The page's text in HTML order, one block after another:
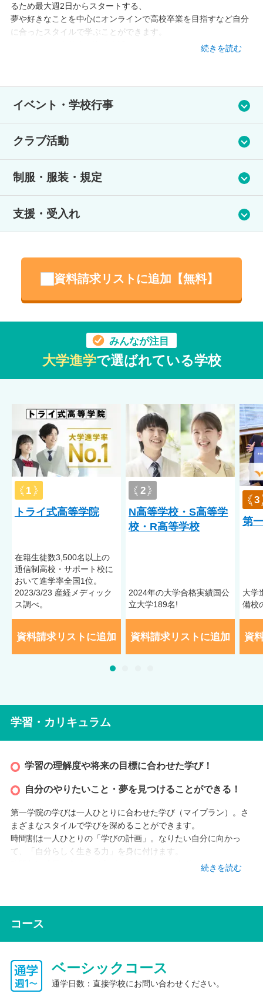
るため最大週2日からスタートする、
夢や好きなことを中心にオンラインで高校卒業を目指すなど自分
に合ったスタイルで学ぶことができます。
キャンパスの在校生が高校生活をサポートしてくれる仕組みがあ
ごとに自然と友だちが増え、学校に行くのが楽しくなります！
続きを読む
イベント・学校行事
入学式、新入生歓迎会、BBQ、スポーツ観戦、ボウリング大
式 ほか
クラブ活動
イラスト、ゲーム、フットサル、バドミントン、野球、ダン
制服・服装・規定
で登校することができます。
支援・受入れ
専門家のメンタルサポートあり
生活サポート・メンタルケア
過去に同じ悩みを抱えていた在校生が、高校生活をサポートす
る「ピアサポーター」として活躍。オープンスクールでも、在
校生が主体となって、来校した皆さんに寄り添います。 保護者
へのサポートも手厚く、同じ悩みを持つ方同士が学年の枠を超
情報共有や学びの機会を提供しています。 職員は「1/1教育」と
いう教育理念のもと、生徒一人ひとりと向き合います。普段の
学校生活や定期的な面談を通して生徒の状況を細かく把握し、
前向きに学校生活を送れるようサポートしています。 さらに、
日本臨床心理士会に所属する臨床心理士や公認心理師がスクー
ルカウンセラーとして在籍。多くの教員も心理療法カウンセラ
ーの資格を持っており、専門的な視点からも生徒の心をサポー
トします。
午後スタートカリキュラム
カウンセラー相談
受入実績
不登校／起立性調節障害
い。
資料請求リストに追加【無料】
みんなが注目
大学進学で選ばれている学校
1
トライ式高等学院
在籍⽣徒数3,500名以上の
通信制⾼校・サポート校に
おいて進学率全国1位。
2023/3/23 産経メディック
ス調べ。
資料請求リストに追加
2
N高等学校・S高等学
校・R高等学校
2024年の大学合格実績国公
立大学189名!
資料請求リストに追加
3
第
大学
備校
資
学習・カリキュラム
学習の理解度や将来の目標に合わせた学び！
自分のやりたいこと・夢を見つけることができる！
第一学院の学びは一人ひとりに合わせた学び（マイプラン）。さ
まざまなスタイルで学びを深めることができます。
時間割は一人ひとりの「学びの計画」。なりたい自分に向かっ
て、「自分らしく生きる力」を身に付けます。
時間割は成長に合わせて変更できるので、一歩ずつ階段を踏んで
小学校範囲の学び直し 中学校範囲の学び直し AI学習サポート
通学コースは、最大週2日登校と最大週5日登校から選ぶことがで
続きを読む
コース
ベーシックコース
通学日数：直接学校にお問い合わせください。